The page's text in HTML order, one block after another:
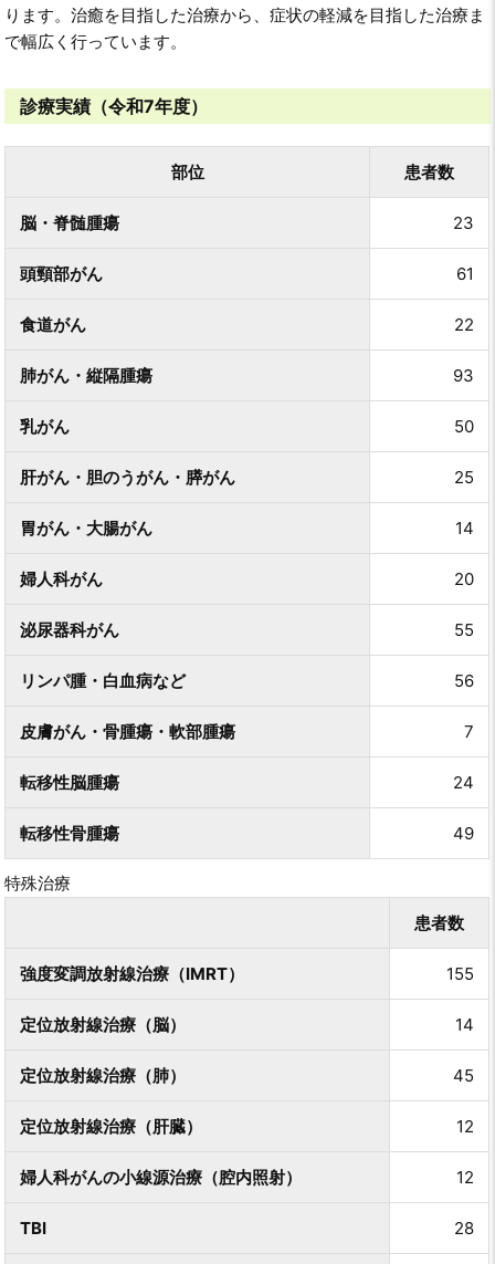
ります。治癒を目指した治療から、症状の軽減を目指した治療ま
で幅広く行っています。
診療実績（令和7年度）
部位 患者数
脳・脊髄腫瘍 23
頭頸部がん 61
食道がん 22
肺がん・縦隔腫瘍 93
乳がん 50
肝がん・胆のうがん・膵がん 25
胃がん・大腸がん 14
婦人科がん 20
泌尿器科がん 55
リンパ腫・白血病など 56
皮膚がん・骨腫瘍・軟部腫瘍 7
転移性脳腫瘍 24
転移性骨腫瘍 49
特殊治療
患者数
強度変調放射線治療（IMRT） 155
定位放射線治療（脳） 14
定位放射線治療（肺） 45
定位放射線治療（肝臓） 12
婦人科がんの小線源治療（腔内照射） 12
TBI 28